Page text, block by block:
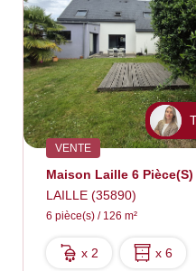
VENTE
LAILLE (35890)
6 pièce(s) / 126 m²
x 2 x 6